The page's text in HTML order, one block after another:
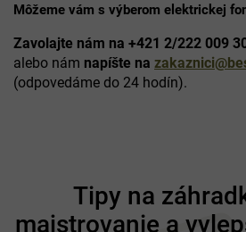
Môžeme vám s výberom elektrickej
Zavolajte nám na +421 2/222 009
alebo nám napíšte na
(odpovedáme do 24 hodín).
Tipy na
majstrovanie a